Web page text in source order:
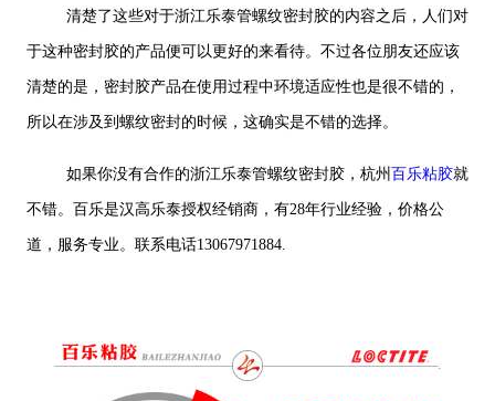
清楚了这些对于浙江乐泰管螺纹密封胶的内容之后，人们对
于这种密封胶的产品便可以更好的来看待。不过各位朋友还应该
清楚的是，密封胶产品在使用过程中环境适应性也是很不错的，
所以在涉及到螺纹密封的时候，这确实是不错的选择。
如果你没有合作的浙江乐泰管螺纹密封胶，杭州 百乐粘胶就
不错。百乐是汉高乐泰授权经销商，有28年行业经验，价格公
道，服务专业。联系电话13067971884.